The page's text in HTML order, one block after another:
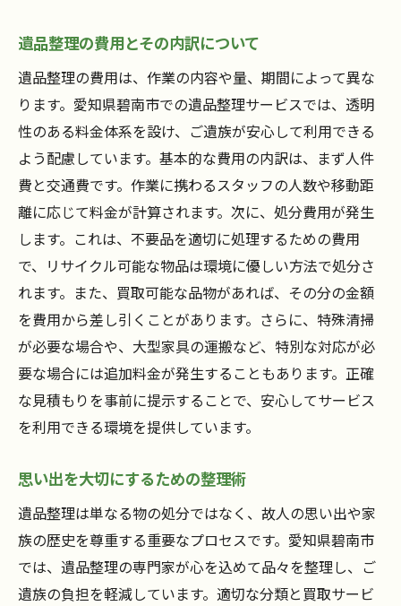
遺品整理の費用とその内訳について
遺品整理の費用は、作業の内容や量、期間によって異な
ります。愛知県碧南市での遺品整理サービスでは、透明
性のある料金体系を設け、ご遺族が安心して利用できる
よう配慮しています。基本的な費用の内訳は、まず人件
費と交通費です。作業に携わるスタッフの人数や移動距
離に応じて料金が計算されます。次に、処分費用が発生
します。これは、不要品を適切に処理するための費用
で、リサイクル可能な物品は環境に優しい方法で処分さ
れます。また、買取可能な品物があれば、その分の金額
を費用から差し引くことがあります。さらに、特殊清掃
が必要な場合や、大型家具の運搬など、特別な対応が必
要な場合には追加料金が発生することもあります。正確
な見積もりを事前に提示することで、安心してサービス
を利用できる環境を提供しています。
思い出を大切にするための整理術
遺品整理は単なる物の処分ではなく、故人の思い出や家
族の歴史を尊重する重要なプロセスです。愛知県碧南市
では、遺品整理の専門家が心を込めて品々を整理し、ご
遺族の負担を軽減しています。適切な分類と買取サービ